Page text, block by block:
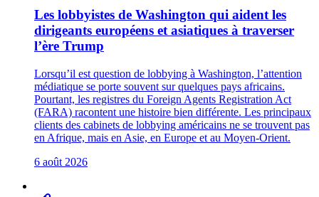
Les lobbyistes de Washington qui aident les
dirigeants européens et asiatiques à traverser
l’ère Trump
Lorsqu’il est question de lobbying à Washington, l’attention
médiatique se porte souvent sur quelques pays africains.
Pourtant, les registres du Foreign Agents Registration Act
(FARA) racontent une histoire bien différente. Les principaux
clients des cabinets de lobbying américains ne se trouvent pas
en Afrique, mais en Asie, en Europe et au Moyen-Orient.
6 août 2026